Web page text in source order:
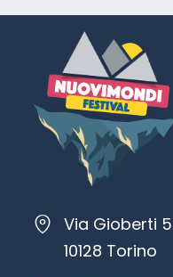
Via Gioberti
10128 Torino